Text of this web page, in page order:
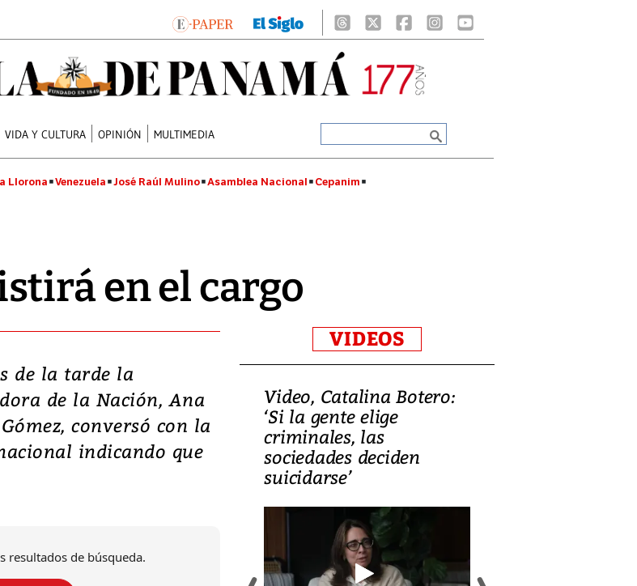
VIDA Y CULTURA OPINIÓN MULTIMEDIA
Llorona Venezuela José Raúl Mulino Asamblea Nacional Cepanim
en el cargo
de la tarde la
de la Nación, Ana
conversó con la
indicando que
resultados de búsqueda.
VIDEOS
Video, Japón: Terremoto
deja heridos y graves
daños en Kumamoto
Video, Catalina Botero:
‘Si la gente elige
criminales, las
sociedades deciden
suicidarse’